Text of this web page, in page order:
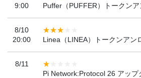
9:00
Puffer（PUFFER）トークンア
8/10
20:00
Linea（LINEA）トークンアン
8/11
Pi Network:Protocol 26 アップ